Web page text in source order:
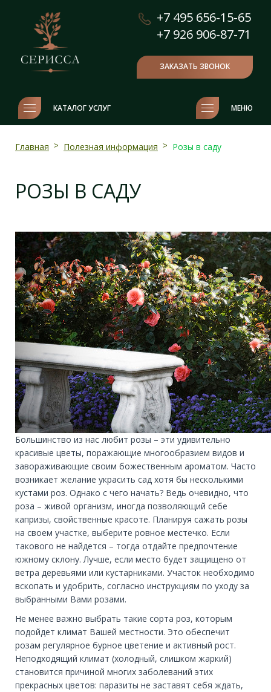
+7 495 656-15-65
+7 926 906-87-71
ЗАКАЗАТЬ ЗВОНОК
КАТАЛОГ УСЛУГ МЕНЮ
Главная > Полезная информация > Розы в саду
РОЗЫ В САДУ
Большинство из нас любит розы – эти удивительно
красивые цветы, поражающие многообразием видов и
завораживающие своим божественным ароматом. Часто
возникает желание украсить сад хотя бы несколькими
кустами роз. Однако с чего начать? Ведь очевидно, что
роза – живой организм, иногда позволяющий себе
капризы, свойственные красоте. Планируя сажать розы
на своем участке, выберите ровное местечко. Если
такового не найдется – тогда отдайте предпочтение
южному склону. Лучше, если место будет защищено от
ветра деревьями или кустарниками. Участок необходимо
вскопать и удобрить, согласно инструкциям по уходу за
выбранными Вами розами.
Не менее важно выбрать такие сорта роз, которым
подойдет климат Вашей местности. Это обеспечит
розам регулярное бурное цветение и активный рост.
Неподходящий климат (холодный, слишком жаркий)
становится причиной многих заболеваний этих
прекрасных цветов: паразиты не заставят себя ждать,